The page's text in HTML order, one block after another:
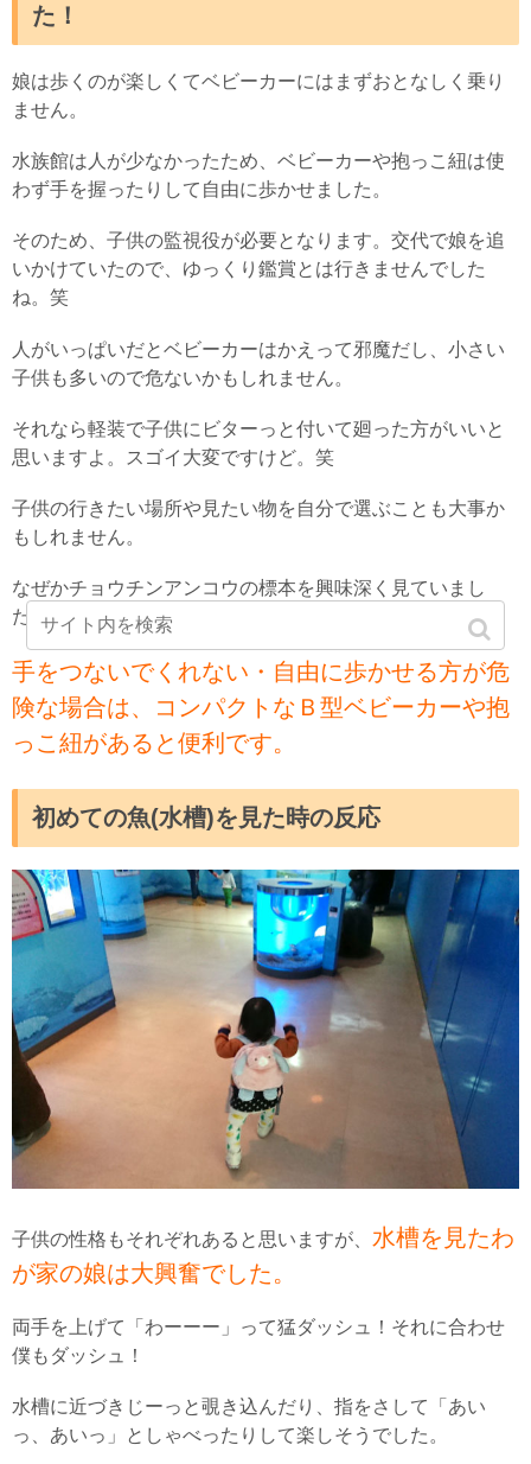
た！
娘は歩くのが楽しくてベビーカーにはまずおとなしく乗り
ません。
水族館は人が少なかったため、ベビーカーや抱っこ紐は使
わず手を握ったりして自由に歩かせました。
そのため、子供の監視役が必要となります。交代で娘を追
いかけていたので、ゆっくり鑑賞とは行きませんでした
ね。笑
人がいっぱいだとベビーカーはかえって邪魔だし、小さい
子供も多いので危ないかもしれません。
それなら軽装で子供にビターっと付いて廻った方がいいと
思いますよ。スゴイ大変ですけど。笑
子供の行きたい場所や見たい物を自分で選ぶことも大事か
もしれません。
なぜかチョウチンアンコウの標本を興味深く見ていまし
た。 子供は何に興味を持つか分かりませんね。笑
手をつないでくれない・自由に歩かせる方が危
険な場合は、コンパクトなＢ型ベビーカーや抱
っこ紐があると便利です。
初めての魚(水槽)を見た時の反応
子供の性格もそれぞれあると思いますが、 水槽を見たわ
が家の娘は大興奮でした。
両手を上げて「わーーー」って猛ダッシュ！それに合わせ
僕もダッシュ！
水槽に近づきじーっと覗き込んだり、指をさして「あい
っ、あいっ」としゃべったりして楽しそうでした。